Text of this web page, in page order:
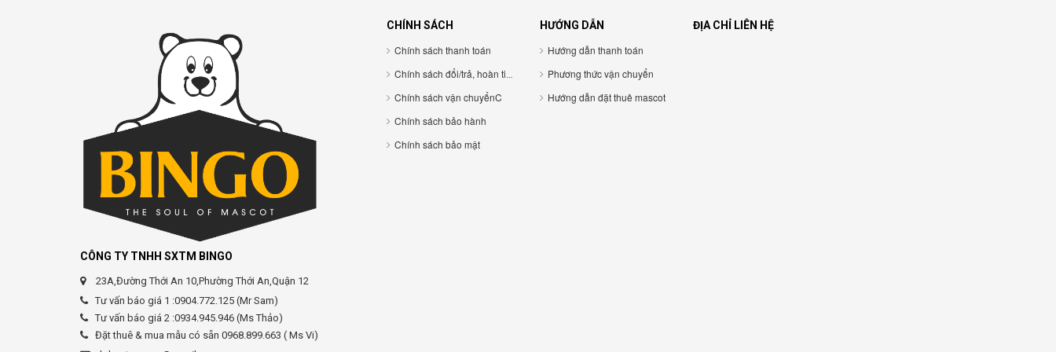
CÔNG TY TNHH SXTM BINGO
23A,Đường Thới An 10,Phường Thới An,Quận 12
Tư vấn báo giá 1 :0904.772.125 (Mr Sam)
Tư vấn báo giá 2 :0934.945.946 (Ms Thảo)
Đặt thuê & mua mẫu có sẵn 0968.899.663 ( Ms Vi)
CHÍNH SÁCH
Chính sách thanh toán
Chính sách đổi/trả, hoàn tiền
Chính sách vận chuyểnC
Chính sách bảo hành
Chính sách bảo mật
HƯỚNG DẪN
Hướng dẫn thanh toán
Phương thức vận chuyển
Hướng dẫn đặt thuê mascot
ĐỊA CHỈ LIÊN HỆ